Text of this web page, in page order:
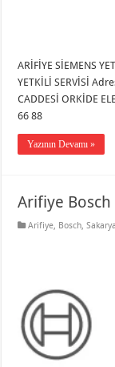
ARİFİYE SİEMENS
YETKİLİ SERVİSİ
CADDESİ ORKİDE
66 88
Yazının Devamı »
Arifiye Bosch
Arifiye Bosch ,Sakarya